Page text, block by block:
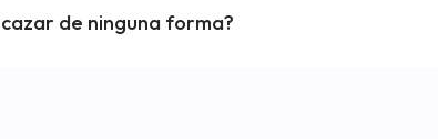
de ninguna forma?